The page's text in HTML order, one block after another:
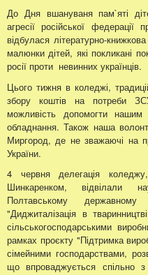
До Дня вшануваня пам`яті
агресії російської федерації
відбулася літературно-
малюнки дітей, які покликані
росії проти невинних українців.
Цього тижня в коледжі,
збору коштів на потреби
можливість допомогти
обладнання. Також наша
Миргород, де не зважаючі на
України.
4 червня делегація
Шинкаренком, відвілали
Полтавському
"Диджиталізація в
сільськогосподарськими
рамках проєкту "Підтримка
сімейними господарствами,
що впроваджується спільно